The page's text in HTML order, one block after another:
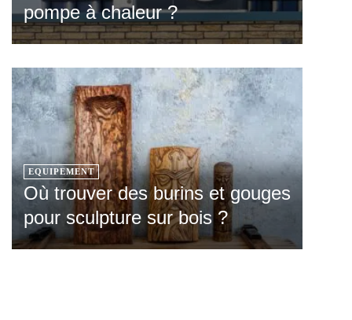
pompe à chaleur ?
EQUIPEMENT
Où trouver des burins et gouges
pour sculpture sur bois ?